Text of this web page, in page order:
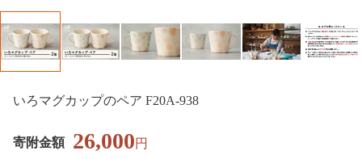
いろマグカップのペア F20A-938
寄附金額 26,000円